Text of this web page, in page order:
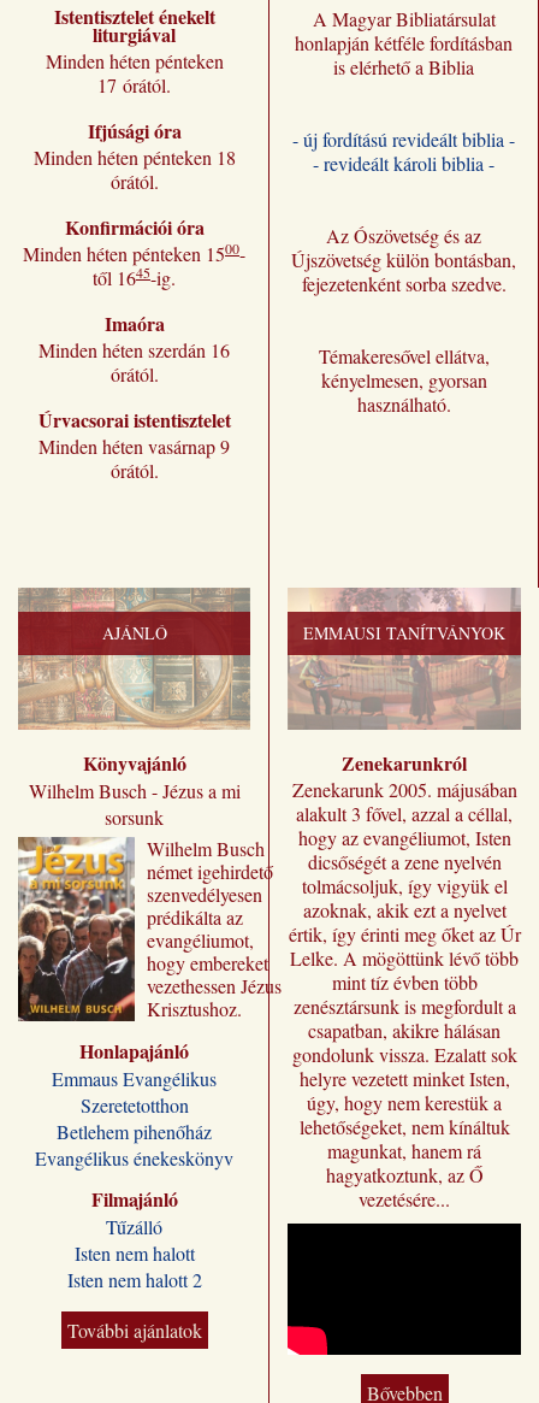
Istentisztelet énekelt
liturgiával
Minden héten pénteken
17 órától.
Ifjúsági óra
Minden héten pénteken 18
órától.
Konfirmációi óra
Minden héten pénteken 1500-
től 1645-ig.
Imaóra
Minden héten szerdán 16
órától.
Úrvacsorai istentisztelet
Minden héten vasárnap 9
órától.
A Magyar Bibliatársulat
honlapján kétféle fordításban
is elérhető a Biblia
- új fordítású revideált biblia -
- revideált károli biblia -
Az Ószövetség és az
Újszövetség külön bontásban,
fejezetenként sorba szedve.
Témakeresővel ellátva,
kényelmesen, gyorsan
használható.
AJÁNLÓ
Könyvajánló
Wilhelm Busch - Jézus a mi
sorsunk
Wilhelm ​Busch
német igehirdető
szenvedélyesen
prédikálta az
evangéliumot,
hogy embereket
vezethessen Jézus
Krisztushoz.
„Jézus a mi
sorsunk” címmel
jutnak el a magyar
olvasóhoz, a
fordításban is
megőrizve eredeti
formájukat,
stílusukat.
Kívánjuk, hogy
Wilhelm Busch
előadássorozata
ilyen módon is
sokakat segítsen a
Jézus Krisztus
Honlapajánló
Emmaus Evangélikus
Szeretetotthon
Betlehem pihenőház
Evangélikus énekeskönyv
Filmajánló
Tűzálló
Isten nem halott
Isten nem halott 2
További ajánlatok
EMMAUSI TANÍTVÁNYOK
Zenekarunkról
Zenekarunk 2005. májusában
alakult 3 fővel, azzal a céllal,
hogy az evangéliumot, Isten
dicsőségét a zene nyelvén
tolmácsoljuk, így vigyük el
azoknak, akik ezt a nyelvet
értik, így érinti meg őket az Úr
Lelke. A mögöttünk lévő több
mint tíz évben több
zenésztársunk is megfordult a
csapatban, akikre hálásan
gondolunk vissza. Ezalatt sok
helyre vezetett minket Isten,
úgy, hogy nem kerestük a
lehetőségeket, nem kínáltuk
magunkat, hanem rá
hagyatkoztunk, az Ő
vezetésére...
Bővebben